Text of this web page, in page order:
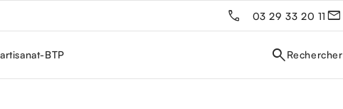
03 29 33 20 11
BTP